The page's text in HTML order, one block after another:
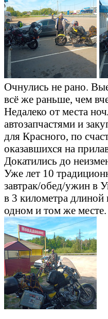
Очнулись не рано.
всё же раньше, чем
Недалеко от места
автозапчастями и
для Красного, по
оказавшихся на
Докатились до
Уже лет 10
завтрак/обед/ужин в
в 3 километра
одном и том же месте.